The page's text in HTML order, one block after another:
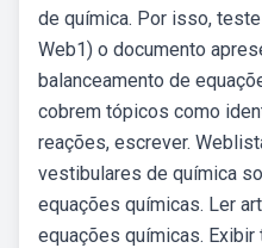
de química. Por isso,
Web1) o documento
balanceamento de
cobrem tópicos como
reações, escrever.
vestibulares de química
equações químicas. Ler
equações químicas. Exibir